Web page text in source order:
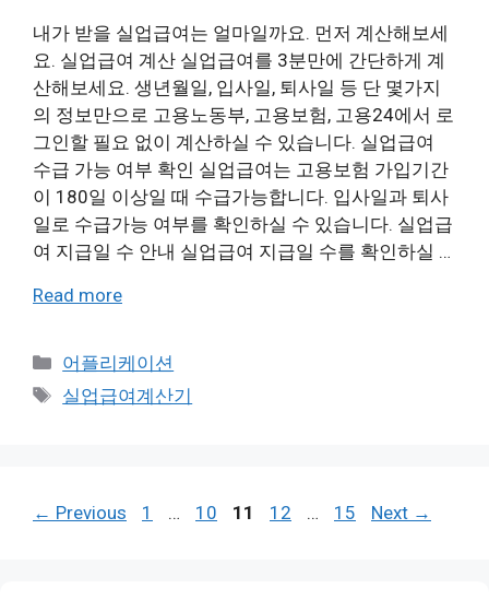
내가 받을 실업급여는 얼마일까요. 먼저 계산해보세
요. 실업급여 계산 실업급여를 3분만에 간단하게 계
산해보세요. 생년월일, 입사일, 퇴사일 등 단 몇가지
의 정보만으로 고용노동부, 고용보험, 고용24에서 로
그인할 필요 없이 계산하실 수 있습니다. 실업급여
수급 가능 여부 확인 실업급여는 고용보험 가입기간
이 180일 이상일 때 수급가능합니다. 입사일과 퇴사
일로 수급가능 여부를 확인하실 수 있습니다. 실업급
여 지급일 수 안내 실업급여 지급일 수를 확인하실 …
Read more
Categories
어플리케이션
Tags
실업급여계산기
← Previous Page
1 … Page
10 Page
11 Page
12 … Page
15 Next →